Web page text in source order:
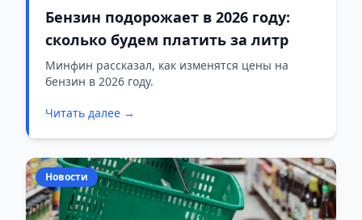
Бензин подорожает в 2026 году:
сколько будем платить за литр
Минфин рассказал, как изменятся цены на
бензин в 2026 году.
Читать далее →
Новости